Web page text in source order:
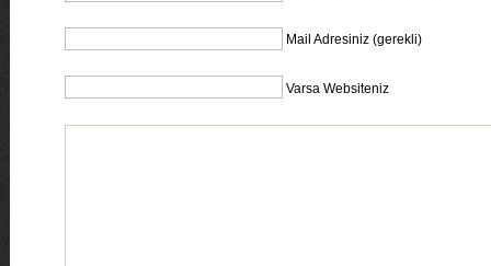
Mail Adresiniz (gerekli)
Varsa Websiteniz